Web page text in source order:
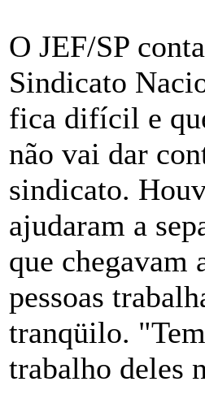
O JEF/SP
Sindicato
fica difícil e
não vai dar
sindicato.
ajudaram a
que chegavam
pessoas
tranqüilo.
trabalho deles